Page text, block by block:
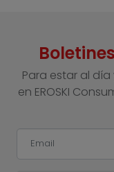
Para estar al
en EROSKI